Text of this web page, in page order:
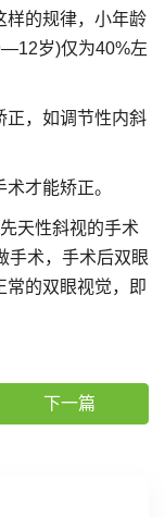
样的规律，小年龄
岁)仅为40%左
正，如调节性内斜
才能矫正。
天性斜视的手术
手术，手术后双眼
常的双眼视觉，即
下一篇